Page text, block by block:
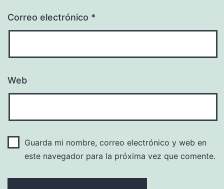
Correo electrónico *
Web
Guarda mi nombre, correo electrónico y web en
este navegador para la próxima vez que comente.